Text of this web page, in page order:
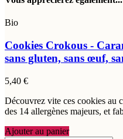
Bio
Cookies Crokous -
sans gluten, sans œuf,
5,40 €
Découvrez vite ces cookies au
des 14 allergènes majeurs, et
Ajouter au panier